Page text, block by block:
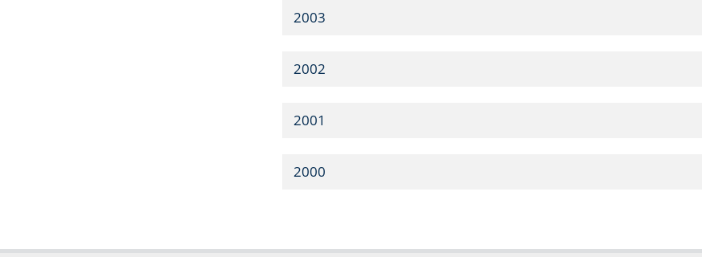
2003
2002
2001
2000